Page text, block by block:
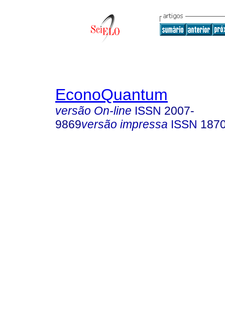
EconoQuantum
versão On-line ISSN 2007-
9869versão impressa ISSN